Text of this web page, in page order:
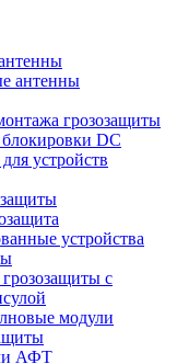
антенны
грозозащиты
DC
устройств
устройства
грозозащиты с
модули
АФТ